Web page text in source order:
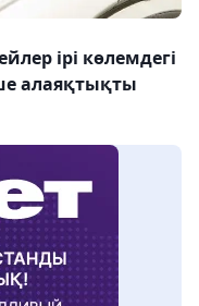
ірі көлемдегі
алаяқтықты